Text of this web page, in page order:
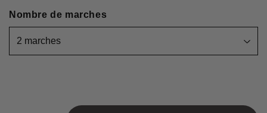
price
Nombre de marches